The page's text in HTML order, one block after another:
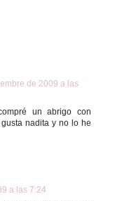
de 2009 a las
un abrigo con
nadita y no lo he
a las 7:24